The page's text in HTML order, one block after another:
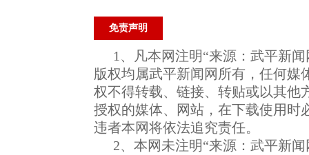
免责声明
1、凡本网注明“来源：武平新
版权均属武平新闻网所有，任何媒
权不得转载、链接、转贴或以其他
授权的媒体、网站，在下载使用时
违者本网将依法追究责任。
2、本网未注明“来源：武平新